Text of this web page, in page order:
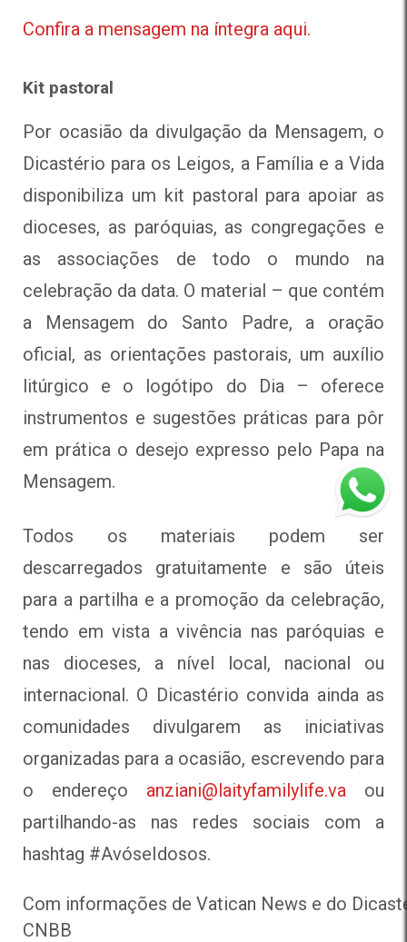
Confira a mensagem na íntegra aqui.
Kit pastoral
Por ocasião da divulgação da Mensagem, o
Dicastério para os Leigos, a Família e a Vida
disponibiliza um kit pastoral para apoiar as
dioceses, as paróquias, as congregações e
as associações de todo o mundo na
celebração da data. O material – que contém
a Mensagem do Santo Padre, a oração
oficial, as orientações pastorais, um auxílio
litúrgico e o logótipo do Dia – oferece
instrumentos e sugestões práticas para pôr
em prática o desejo expresso pelo Papa na
Mensagem.
Todos os materiais podem ser
descarregados gratuitamente e são úteis
para a partilha e a promoção da celebração,
tendo em vista a vivência nas paróquias e
nas dioceses, a nível local, nacional ou
internacional. O Dicastério convida ainda as
comunidades divulgarem as iniciativas
organizadas para a ocasião, escrevendo para
o endereço anziani@laityfamilylife.va ou
partilhando-as nas redes sociais com a
hashtag #AvóseIdosos.
Com informações de Vatican News e do
CNBB